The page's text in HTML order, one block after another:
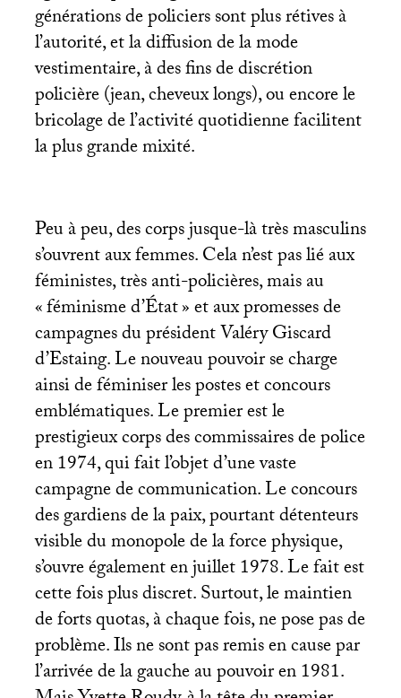
générations de policiers sont plus rétives à
l’autorité, et la diffusion de la mode
vestimentaire, à des fins de discrétion
policière (jean, cheveux longs), ou encore le
bricolage de l’activité quotidienne facilitent
la plus grande mixité.
Peu à peu, des corps jusque-là très masculins
s’ouvrent aux femmes. Cela n’est pas lié aux
féministes, très anti-policières, mais au
«féminisme d’État» et aux promesses de
campagnes du président Valéry Giscard
d’Estaing. Le nouveau pouvoir se charge
ainsi de féminiser les postes et concours
emblématiques. Le premier est le
prestigieux corps des commissaires de police
en 1974, qui fait l’objet d’une vaste
campagne de communication. Le concours
des gardiens de la paix, pourtant détenteurs
visible du monopole de la force physique,
s’ouvre également en juillet 1978. Le fait est
cette fois plus discret. Surtout, le maintien
de forts quotas, à chaque fois, ne pose pas de
problème. Ils ne sont pas remis en cause par
l’arrivée de la gauche au pouvoir en 1981.